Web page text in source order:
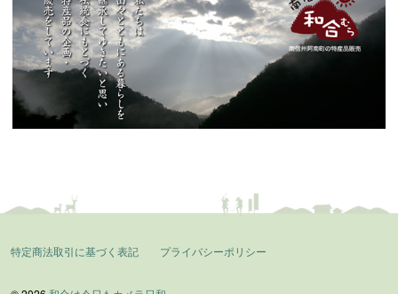
特定商法取引に基づく表記 プライバシーポリシー